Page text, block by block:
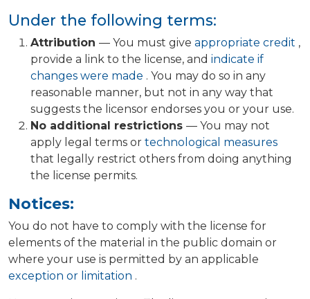
Under the following terms:
Attribution — You must give appropriate credit ,
provide a link to the license, and indicate if
changes were made . You may do so in any
reasonable manner, but not in any way that
suggests the licensor endorses you or your use.
No additional restrictions — You may not
apply legal terms or technological measures
that legally restrict others from doing anything
the license permits.
Notices:
You do not have to comply with the license for
elements of the material in the public domain or
where your use is permitted by an applicable
exception or limitation .